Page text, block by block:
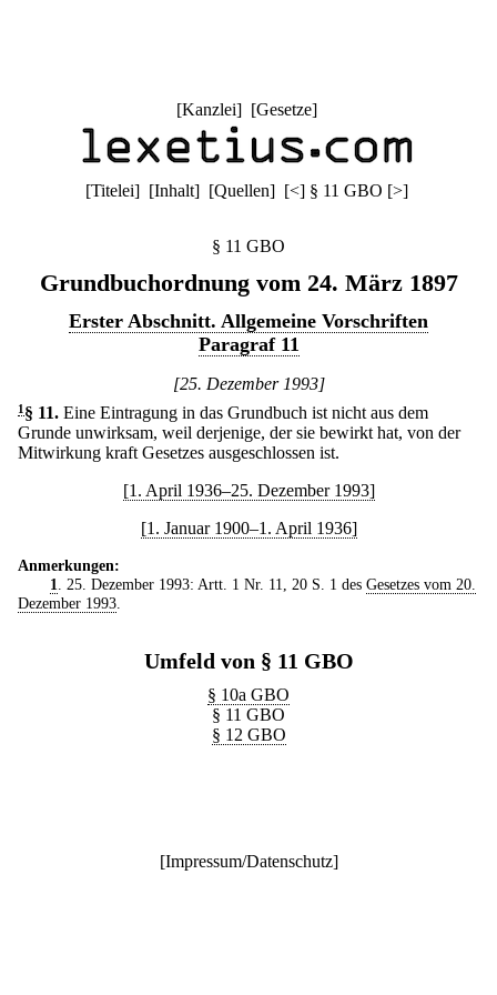
[Kanzlei] [Gesetze]
[Titelei] [Inhalt] [Quellen] [<] § 11 GBO [>]
§ 11 GBO
Grundbuchordnung vom 24. März 1897
Erster Abschnitt. Allgemeine Vorschriften
Paragraf 11
[25. Dezember 1993]
1 § 11. Eine Eintragung in das Grundbuch ist nicht aus dem
Grunde unwirksam, weil derjenige, der sie bewirkt hat, von der
Mitwirkung kraft Gesetzes ausgeschlossen ist.
[1. April 1936–25. Dezember 1993]
[1. Januar 1900–1. April 1936]
Anmerkungen:
1
. 25. Dezember 1993: Artt. 1 Nr. 11, 20 S. 1 des Gesetzes vom 20.
Dezember 1993
Umfeld von § 11 GBO
§ 10a GBO
§ 11 GBO
§ 12 GBO
[Impressum/Datenschutz]